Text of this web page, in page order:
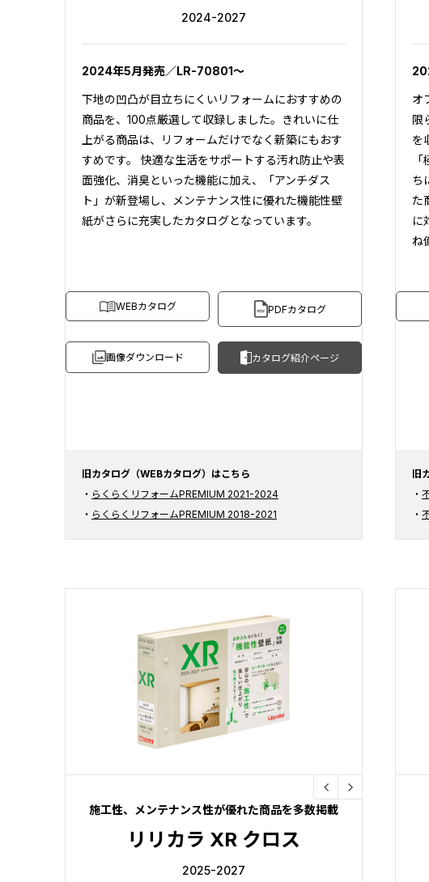
2024-2027
2024年5月発売／LR-70801～
下地の凹凸が目立ちにくいリフォームにおすすめの
商品を、100点厳選して収録しました。きれいに仕
上がる商品は、リフォームだけでなく新築にもおす
すめです。 快適な生活をサポートする汚れ防止や表
面強化、消臭といった機能に加え、「アンチダス
ト」が新登場し、メンテナンス性に優れた機能性壁
紙がさらに充実したカタログとなっています。
WEBカタログ PDFカタログ
画像ダウンロード カタログ紹介ページ
旧カタログ（WEBカタログ）はこちら
らくらくリフォームPREMIUM 2021-2024
らくらくリフォームPREMIUM 2018-2021
オ
限
を
ち
た
に
ね
旧
施工性、メンテナンス性が優れた商品を多数掲載
リリカラ XR クロス
2025-2027